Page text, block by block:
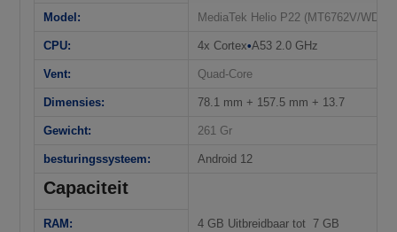
Model: MediaTek Helio P22 (MT6762V/WD)
CPU: 4x Cortex•A53 2.0 GHz
Vent: Quad-Core
Dimensies: 78.1 mm + 157.5 mm + 13.7
Gewicht: 261 Gr
besturingssysteem: Android 12
Capaciteit
RAM: 4 GB Uitbreidbaar tot 7 GB